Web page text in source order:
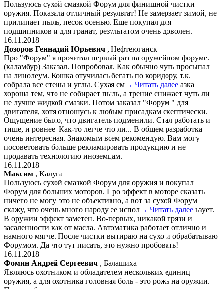
Пользуюсь сухой смазкой Форум для финишной чистки
оружия. Показала отличный результат! Не замерзает зимой, не
прилипает пыль, песок осенью. Еще покупал для
подшипников и для гранат, результатом очень доволен.
16.11.2018
Дозоров Геннадий Юрьевич , Нефтеюганск
Про "Форум" я прочитал первый раз на оружейном форуме.
(каламбур) Заказал. Попробовал. Как обычно чуть просыпал
на линолеум. Кошка отучилась бегать по коридору, т.к.
собрала все стены и углы. Сухая см→ Читать далее азка
хороша тем, что не собирает пыль, а трение снижает чуть ли
не лучше жидкой смазки. Потом заказал "Форум " для
двигателя, хотя отношусь к любым присадкам скептически.
Ощущение было, что двигатель подменили. Стал работать и
тише, и ровнее. Как-то легче что ли... В общем разработка
очень интересная. Знакомым всем рекомендую. Вам могу
посоветовать больше рекламировать продукцию и не
продавать технологию иноземцам.
16.11.2018
Максим , Калуга
Пользуюсь сухой смазкой Форум для оружия и покупал
Форум для больших моторов. Про эффект в моторе сказать
ничего не могу, это не объективно, а вот за сухой Форум
скажу, что очень много народу ее испол→ Читать далее ьзует.
В оружии эффект заметен. Во-первых, никакой грязи и
засаленности как от масла. Автоматика работает отлично и
намного мягче. После чистки вытираю на сухо и обрабатываю
Форумом. Да что тут писать, это нужно пробовать!
16.11.2018
Фомин Андрей Сергеевич , Балашиха
Являюсь охотником и обладателем нескольких единиц
оружия, а для охотника головная боль - это рожь на оружии.